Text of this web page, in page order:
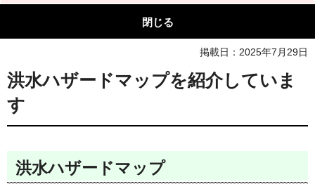
閉じる
掲載日：2025年7月29日
洪水ハザードマップを紹介していま
す
洪水ハザードマップ